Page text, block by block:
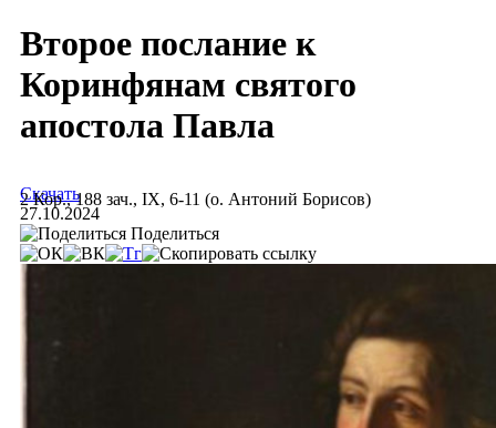
Второе послание к
Коринфянам святого
апостола Павла
2 Кор., 188 зач., IX, 6-11 (о. Антоний Борисов)
Скачать
27.10.2024
Поделиться